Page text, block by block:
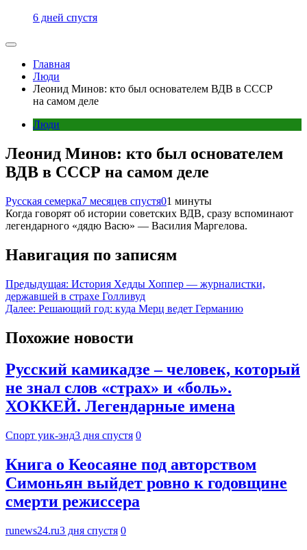
6 дней спустя
Главная
Люди
Леонид Минов: кто был основателем ВДВ в СССР
на самом деле
Люди
Леонид Минов: кто был основателем
ВДВ в СССР на самом деле
Русская семерка7 месяцев спустя01 минуты
Когда говорят об истории советских ВДВ, сразу вспоминают
легендарного «дядю Васю» — Василия Маргелова.
Навигация по записям
Предыдущая: История Хедды Хоппер — журналистки,
державшей в страхе Голливуд
Далее: Решающий год: куда Мерц ведет Германию
Похожие новости
Русский камикадзе – человек, который
не знал слов «страх» и «боль».
ХОККЕЙ. Легендарные имена
Спорт уик-энд3 дня спустя 0
Книга о Кеосаяне под авторством
Симоньян выйдет ровно к годовщине
смерти режиссера
runews24.ru3 дня спустя 0